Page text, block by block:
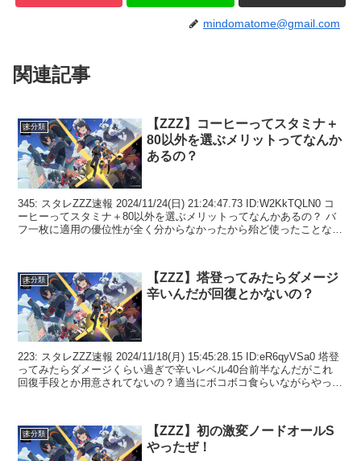
mindomatome@gmail.com
関連記事
未分類
【ZZZ】コーヒーってスタミナ＋
80以外を選ぶメリットってなんか
あるの？
345: スタレZZZ速報 2024/11/24(日) 21:24:47.73 ID:W2KkTQLN0 コ
ーヒーってスタミナ＋80以外を選ぶメリットってなんかあるの？ バ
フ一枚に適用の優位性が全く分からなかったから殆ど使ったことない
未分類
【ZZZ】塔登ってみたらダメージ
辛いんだが回復とかないの？
223: スタレZZZ速報 2024/11/18(月) 15:45:28.15 ID:eR6qyVSa0 塔登
ってみたらダメージくらい過ぎで辛いレベル40台前半なんだがこれ
回復手段とか用意されてないの？適当にボコボコ食らいながらやった
未分類
【ZZZ】初の激変ノードオールS
やったぜ！